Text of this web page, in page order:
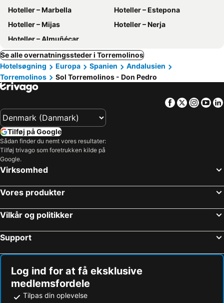
Hoteller – Marbella
Hoteller – Estepona
Hoteller – Mijas
Hoteller – Nerja
Hoteller – Almuñécar
Se alle overnatningssteder i Torremolinos
Hotelsøgning
Europa Spanien
Andalusien
Torremolinos
Sol Torremolinos - Don Pedro
Facebook
Twitter
Tilføj på Google
Sådan finder du nemt vores resultater:
Tilføj trivago som foretrukken kilde på
Google.
Virksomhed
Vores produkter
Vilkår og politikker
Support
Log ind for at få eksklusive
medlemsfordele
Tilpas din oplevelse